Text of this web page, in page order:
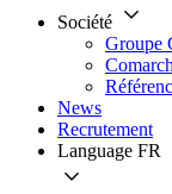
Société
Groupe
News
Recrutement
Language FR